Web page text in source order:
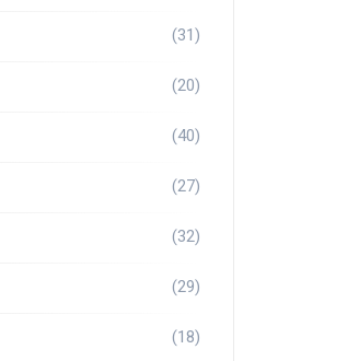
(31)
(20)
(40)
(27)
(32)
(29)
(18)